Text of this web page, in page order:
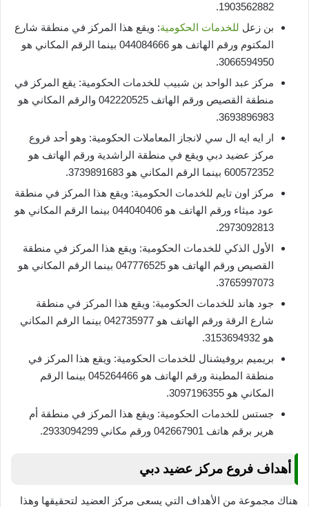
1903562882.
بن زعل للخدمات الحكومية: ويقع هذا المركز في منطقة شارع
المكتوم ورقم الهاتف هو 044084666 بينما الرقم المكاني هو
3066594950.
مركز عبد الواحد بن شبيب للخدمات الحكومية: يقع المركز في
منطقة القصيص ورقم الهاتف 042220525 والرقم المكاني هو
3693896983.
ار ايه ايه ال سي لانجاز المعاملات الحكومية: وهو أحد فروع
مركز عضيد دبي ويقع في منطقة الراشدية ورقم الهاتف هو
600572352 بينما الرقم المكاني هو 3739891683.
مركز اون تايم للخدمات الحكومية: ويقع هذا المركز في منطقة
عود ميثاء ورقم الهاتف هو 044040406 بينما الرقم المكاني هو
2973092813.
الأول الذكي للخدمات الحكومية: ويقع هذا المركز في منطقة
القصيص ورقم الهاتف هو 047776525 بينما الرقم المكاني هو
3765997073.
جود هاند للخدمات الحكومية: ويقع هذا المركز في منطقة
شارع الرقة ورقم الهاتف هو 042735977 بينما الرقم المكاني
هو 3153694932.
بريميم بروفيشنال للخدمات الحكومية: ويقع هذا المركز في
منطقة المطينة ورقم الهاتف هو 045264466 بينما الرقم
المكاني هو 3097196355.
جستس للخدمات الحكومية: ويقع هذا المركز في منطقة أم
هرير برقم هاتف 042667901 ورقم مكاني 2933094299.
أهداف فروع مركز عضيد دبي
هناك مجموعة من الأهداف التي يسعى مركز العضيد لتحقيقها وهذا